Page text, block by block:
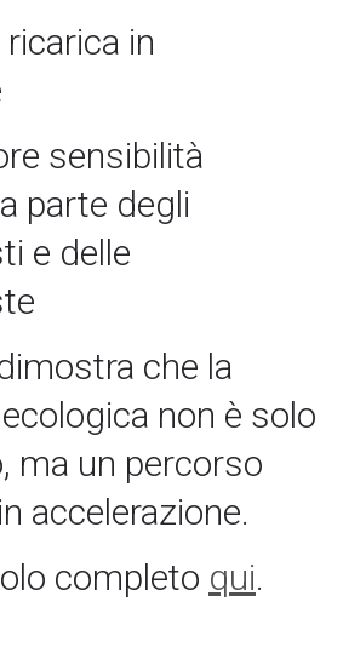
ricarica in
sensibilità
parte degli
e delle
che la
non è solo
ma un percorso
accelerazione.
completo qui.